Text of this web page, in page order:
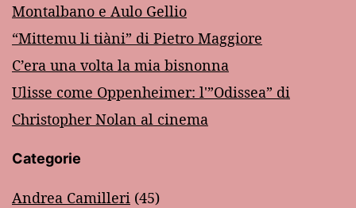
Montalbano e Aulo Gellio
“Mittemu li tiàni” di Pietro Maggiore
C’era una volta la mia bisnonna
Ulisse come Oppenheimer: l'”Odissea” di
Christopher Nolan al cinema
Categorie
Andrea Camilleri (45)